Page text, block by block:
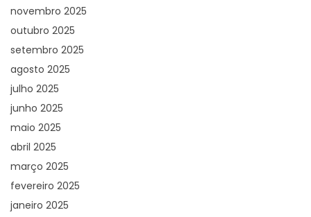
novembro 2025
outubro 2025
setembro 2025
agosto 2025
julho 2025
junho 2025
maio 2025
abril 2025
março 2025
fevereiro 2025
janeiro 2025